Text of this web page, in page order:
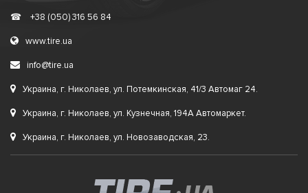
☎ +38 (050) 316 56 84
www.tire.ua
info@tire.ua
Украина, г. Николаев, ул. Потемкинская, 41/3 Автомаг 24.
Украина, г. Николаев, ул. Кузнечная, 194А Автомаркет.
Украина, г. Николаев, ул. Новозаводская, 23.